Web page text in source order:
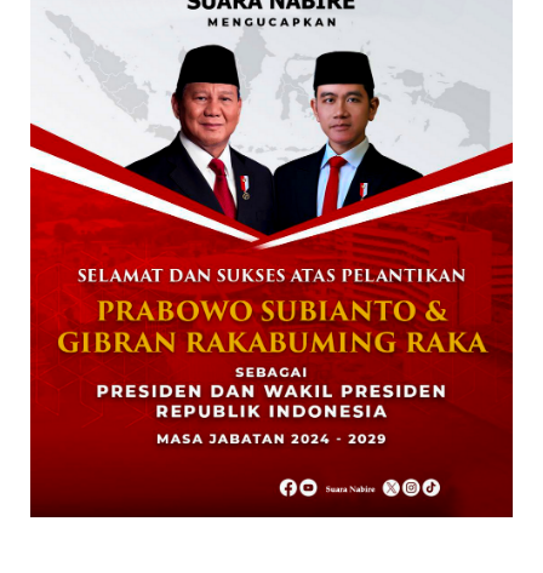
January 27, 2026
NABIRE
Data Masuk 44,16 Persen, Paslon Mesrha
Masih Unggul 63,32 Pe...
December 02, 2024
DAERAH
Paslon Wagi Unggul Sementara di Pilgub
Papua Tengah, Versi J...
December 02, 2024
NABIRE
Rayakan HUT TNI ke-79. Dandim 1705
Nabire Gandeng Pelaku UMK...
October 23, 2024